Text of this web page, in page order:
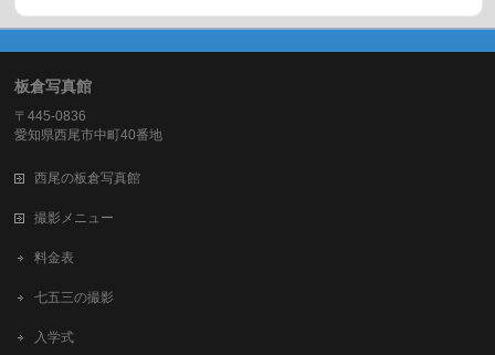
板倉写真館
〒445-0836
愛知県西尾市中町40番地
西尾の板倉写真館
撮影メニュー
料金表
七五三の撮影
入学式